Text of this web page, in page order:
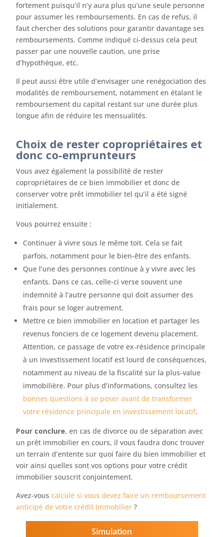
fortement puisqu’il n’y aura plus qu’une seule personne
pour assumer les remboursements. En cas de refus, il
faut chercher des solutions pour garantir davantage ses
remboursements. Comme indiqué ci-dessus cela peut
passer par une nouvelle caution, une prise
d’hypothèque, etc.
Il peut aussi être utile d’envisager une renégociation des
modalités de remboursement, notamment en étalant le
remboursement du capital restant sur une durée plus
longue afin de réduire les mensualités.
Choix de rester copropriétaires et
donc co-emprunteurs
Vous avez également la possibilité de rester
copropriétaires de ce bien immobilier et donc de
conserver votre prêt immobilier tel qu’il a été signé
initialement.
Vous pourrez ensuite :
Continuer à vivre sous le même toit. Cela se fait
parfois, notamment pour le bien-être des enfants.
Que l’une des personnes continue à y vivre avec les
enfants. Dans ce cas, celle-ci verse souvent une
indemnité à l’autre personne qui doit assumer des
frais pour se loger autrement.
Mettre ce bien immobilier en location et partager les
revenus fonciers de ce logement devenu placement.
Attention, ce passage de votre ex-résidence principale
à un investissement locatif est lourd de conséquences,
notamment au niveau de la fiscalité sur la plus-value
immobilière. Pour plus d’informations, consultez les
bonnes questions à se poser avant de transformer
votre résidence principale en investissement locatif.
Pour conclure, en cas de divorce ou de séparation avec
un prêt immobilier en cours, il vous faudra donc trouver
un terrain d’entente sur quoi faire du bien immobilier et
voir ainsi quelles sont vos options pour votre crédit
immobilier souscrit conjointement.
Avez-vouscalculé si vous devez faire un remboursement
anticipé de votre crédit immobilier ?
Simulation